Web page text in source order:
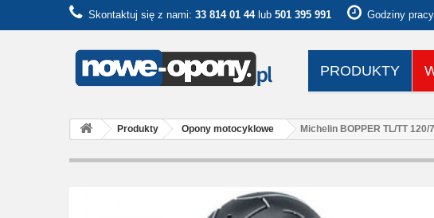
Skontaktuj się z nami: 33 814 01 44lub 501 395 991 Godziny pracy
PRODUKTY
Produkty Opony motocyklowe Michelin BOPPER TL/TT 120/